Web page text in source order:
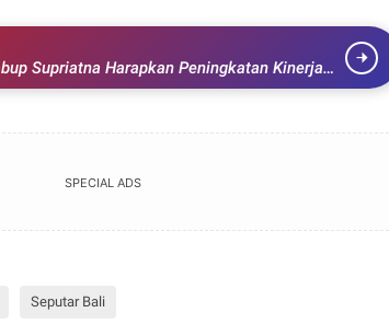
Peningkatan Kinerja
SPECIAL ADS
Seputar Bali